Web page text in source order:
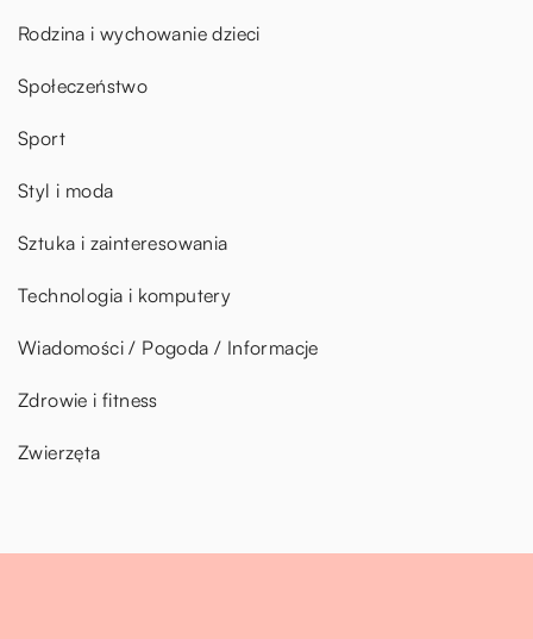
Rodzina i wychowanie dzieci
Społeczeństwo
Sport
Styl i moda
Sztuka i zainteresowania
Technologia i komputery
Wiadomości / Pogoda / Informacje
Zdrowie i fitness
Zwierzęta